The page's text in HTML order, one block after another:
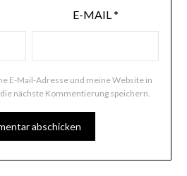
E-MAIL*
E-Mail-Adresse und meine Website in
nächste Kommentierung speichern.